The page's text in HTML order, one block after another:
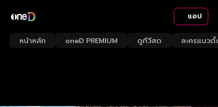
แอป
หน้าหลัก oneD PREMIUM ดูทีวีสด ละครแนวตั้